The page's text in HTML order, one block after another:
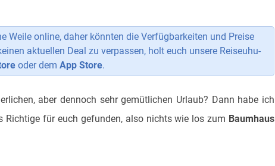
Weile online, daher könnten die Verfügbarkeiten und Preise
aktuellen Deal zu verpassen, holt euch unsere Reiseuhu-
oder dem App Store.
aber dennoch sehr gemütlichen Urlaub? Dann habe ich
Richtige für euch gefunden, also nichts wie los zum Baumhaus